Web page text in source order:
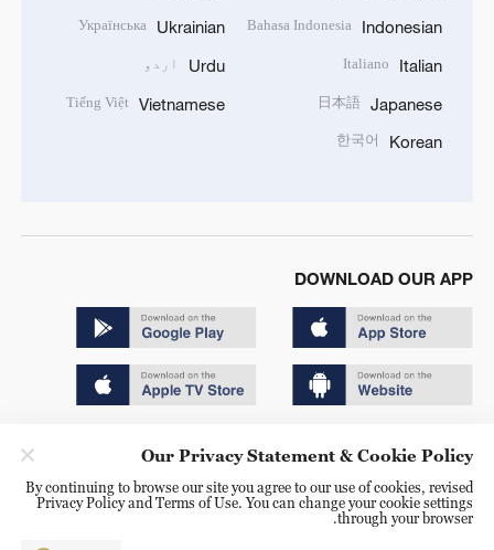
Indonesian
Bahasa Indonesia
Italian
Italiano
Japanese
日本語
Korean
한국어
Ukrainian
Українська
Urdu اردو
Vietnamese
Tiếng Việt
DOWNLOAD OUR APP
京ICP备20000184号
京公网安备 11010502050052号
Our Privacy Statement & Cookie Policy
By continuing to browse our site you agree to our use of cookies, revised
Privacy Policy and Terms of Use. You can change your cookie settings
through your browser.